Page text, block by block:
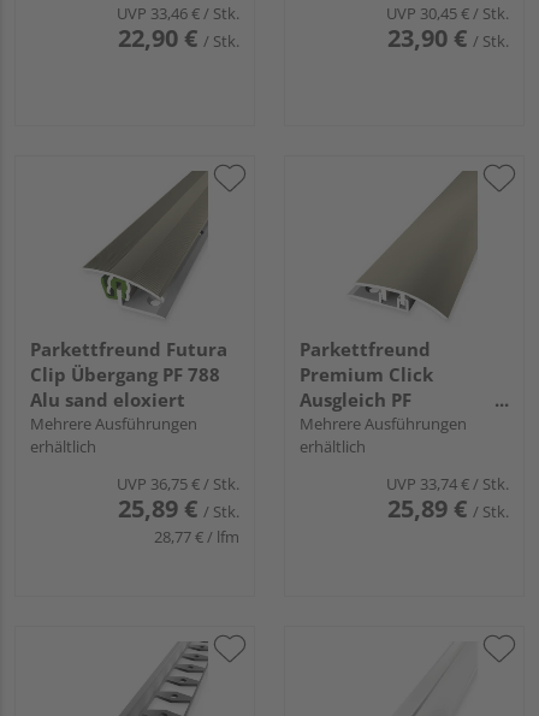
UVP 33,46 €/ Stk.
22,90 € / Stk.
UVP 30,45 €/ Stk.
23,90 € / Stk.
Parkettfreund Futura
Clip Übergang PF 788
Alu sand eloxiert
Mehrere Ausführungen
erhältlich
UVP 36,75 €/ Stk.
25,89 € / Stk.
28,77 € / lfm
Parkettfreund
Premium Click
Ausgleich PF
576VMaxx Alu sand
eloxiert
Mehrere Ausführungen
erhältlich
UVP 33,74 €/ Stk.
25,89 € / Stk.